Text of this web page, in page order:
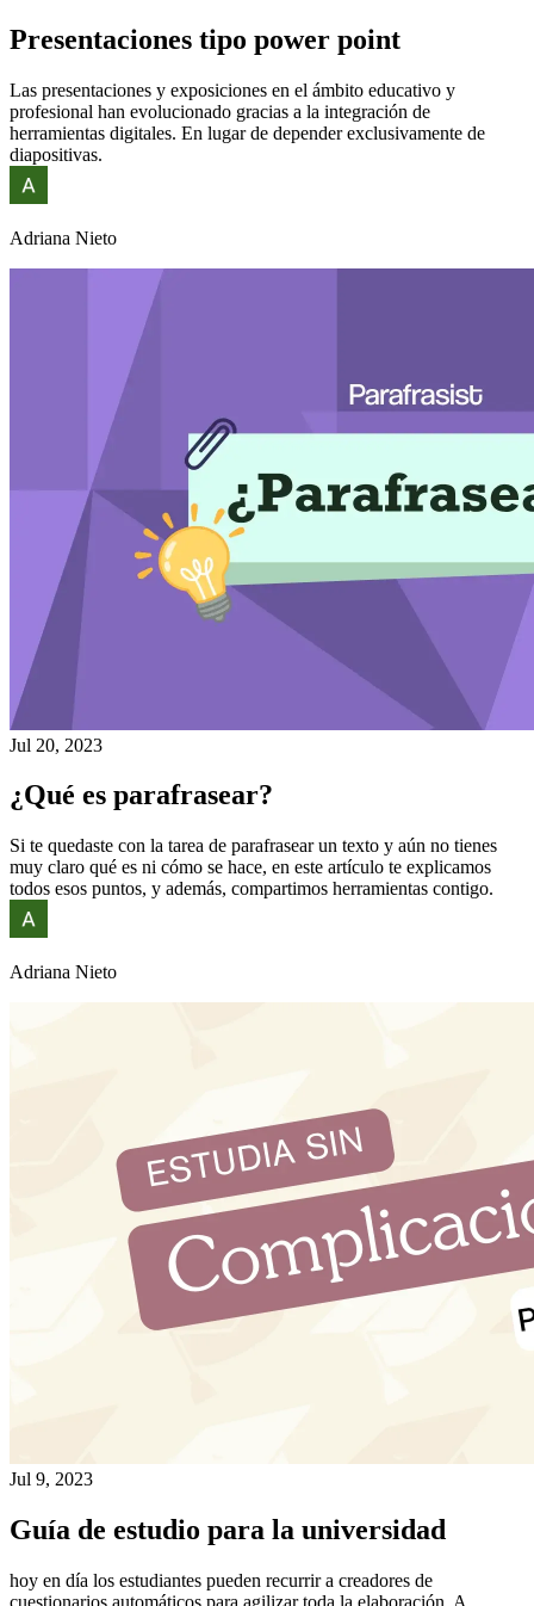
Presentaciones tipo power point
Las presentaciones y exposiciones en el ámbito educativo y
profesional han evolucionado gracias a la integración de
herramientas digitales. En lugar de depender exclusivamente de
diapositivas.
Adriana Nieto
Jul 20, 2023
¿Qué es parafrasear?
Si te quedaste con la tarea de parafrasear un texto y aún no tienes
muy claro qué es ni cómo se hace, en este artículo te explicamos
todos esos puntos, y además, compartimos herramientas contigo.
Adriana Nieto
Jul 9, 2023
Guía de estudio para la universidad
hoy en día los estudiantes pueden recurrir a creadores de